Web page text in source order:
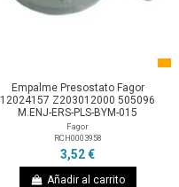
Empalme Presostato Fagor
12024157 Z203012000 505096
M.ENJ-ERS-PLS-BYM-015
Fagor
RCH0003958
3,52 €
Añadir al carrito